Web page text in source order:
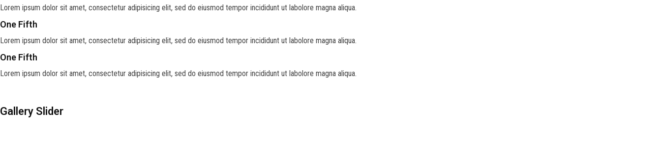
Lorem ipsum dolor sit amet, consectetur adipisicing elit, sed do eiusmod tempor incididunt ut labolore magna aliqua.
One Fifth
Lorem ipsum dolor sit amet, consectetur adipisicing elit, sed do eiusmod tempor incididunt ut labolore magna aliqua.
One Fifth
Lorem ipsum dolor sit amet, consectetur adipisicing elit, sed do eiusmod tempor incididunt ut labolore magna aliqua.
Gallery Slider